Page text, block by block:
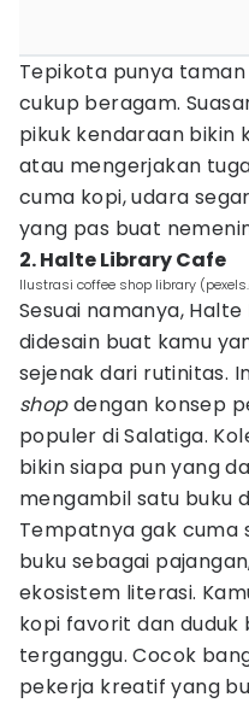
Tepikota punya
cukup beragam.
pikuk kendaraan bikin
atau mengerjakan
cuma kopi, udara
yang pas buat
2. Halte Library Cafe
Ilustrasi coffee shop library
Sesuai namanya,
didesain buat kamu
sejenak dari rutinitas.
shopdengan konsep
populer di Salatiga.
bikin siapa pun yang
mengambil satu buku
Tempatnya gak cuma
buku sebagai
ekosistem literasi.
kopi favorit dan
terganggu. Cocok
pekerja kreatif yang